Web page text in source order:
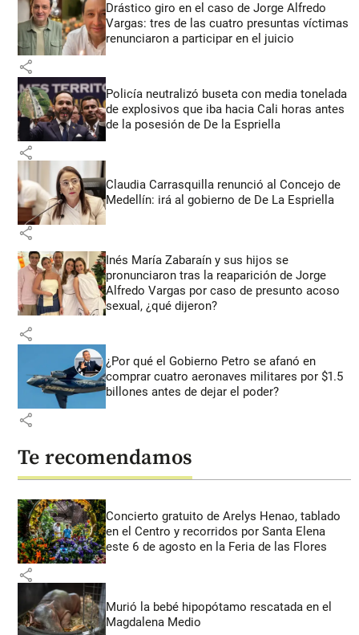
Drástico giro en el caso de Jorge Alfredo
Vargas: tres de las cuatro presuntas víctimas
renunciaron a participar en el juicio
share
Policía neutralizó buseta con media tonelada
de explosivos que iba hacia Cali horas antes
de la posesión de De la Espriella
share
Claudia Carrasquilla renunció al Concejo de
Medellín: irá al gobierno de De La Espriella
share
Inés María Zabaraín y sus hijos se
pronunciaron tras la reaparición de Jorge
Alfredo Vargas por caso de presunto acoso
sexual, ¿qué dijeron?
share
¿Por qué el Gobierno Petro se afanó en
comprar cuatro aeronaves militares por $1.5
billones antes de dejar el poder?
share
Te recomendamos
Concierto gratuito de Arelys Henao, tablado
en el Centro y recorridos por Santa Elena
este 6 de agosto en la Feria de las Flores
share
Murió la bebé hipopótamo rescatada en el
Magdalena Medio